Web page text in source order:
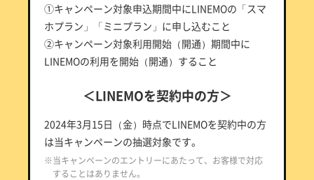
①キャンペーン対象申込期間中にLINEMOの「スマ
ホプラン」「ミニプラン」に申し込むこと
②キャンペーン対象利用開始（開通）期間中に
LINEMOの利用を開始（開通）すること
＜LINEMOを契約中の方＞
2024年3月15日（金）時点でLINEMOを契約中の方
は当キャンペーンの抽選対象です。
※当キャンペーンのエントリーにあたって、お客様で対応
することはありません。